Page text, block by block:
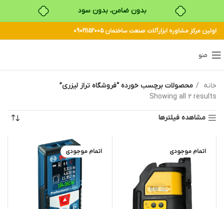
بدون ضامن، بدون سود
خرید قسطی با ترب‌پی
اولین مرکز مشاوره ابزارآلات صنعت ساختمان 09021152005
منو
خانه
محصولات برچسب خورده “فروشگاه تراز لیزری”
Showing all 2 results
مشاهده فیلترها
اتمام موجودی اتمام موجودی